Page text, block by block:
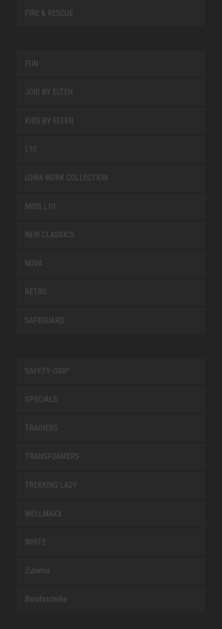
FIRE & RESCUE
FUN
JORI BY ELTEN
KIDS BY ELTEN
L10
LOWA WORK COLLECTION
MISS L10
NEW CLASSICS
NOVA
RETRO
SAFEGUARD
SAFETY-GRIP
SPECIALS
TRAINERS
TRANSFOAMERS
TREKKING LADY
WELLMAXX
WHITE
Zubehör
Berufsschuhe